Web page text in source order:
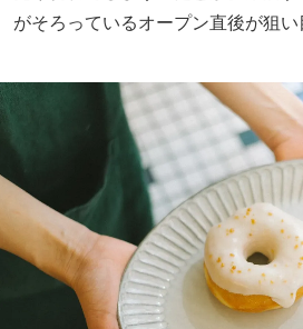
がそろっているオープン直後が狙い